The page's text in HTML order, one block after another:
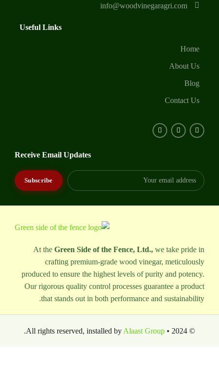
info@woodvinegaragri.com
Useful Links
Home
About Us
Blog
Contact Us
Receive Email Updates
At the Green Side of the Fence, Ltd., we take pride in
crafting premium-grade wood vinegar, meticulously
produced to ensure the highest levels of purity and potency.
Our rigorous quality control processes guarantee a product
that stands out in both performance and sustainability.
© 2024 • All rights reserved, installed by
Alaast Group
.